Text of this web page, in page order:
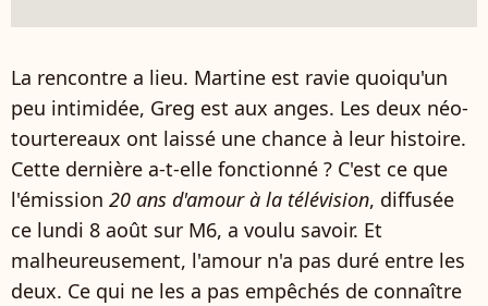
La rencontre a lieu. Martine est ravie quoiqu'un
peu intimidée, Greg est aux anges. Les deux néo-
tourtereaux ont laissé une chance à leur histoire.
Cette dernière a-t-elle fonctionné ? C'est ce que
l'émission 20 ans d'amour à la télévision, diffusée
ce lundi 8 août sur M6, a voulu savoir. Et
malheureusement, l'amour n'a pas duré entre les
deux. Ce qui ne les a pas empêchés de connaître